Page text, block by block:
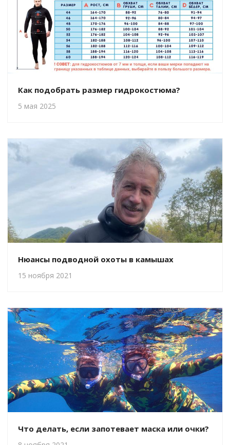
Как подобрать размер гидрокостюма?
5 мая 2025
Нюансы подводной охоты в камышах
15 ноября 2021
Что делать, если запотевает маска или очки?